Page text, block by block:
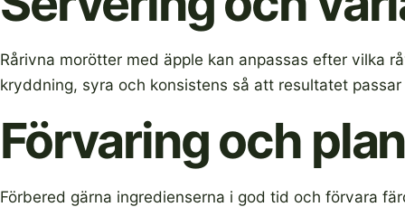
Rårivna morötter med äpple kan anpassas efter vilka
kryddning, syra och konsistens så att resultatet
Förvaring och
Förbered gärna ingredienserna i god tid och förvara